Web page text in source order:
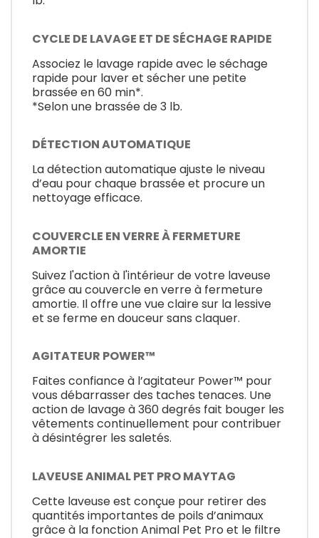
CYCLE DE LAVAGE ET DE SÉCHAGE RAPIDE
Associez le lavage rapide avec le séchage
rapide pour laver et sécher une petite
brassée en 60 min*.
*Selon une brassée de 3 lb.
DÉTECTION AUTOMATIQUE
La détection automatique ajuste le niveau
d’eau pour chaque brassée et procure un
nettoyage efficace.
COUVERCLE EN VERRE À FERMETURE
AMORTIE
Suivez l'action à l'intérieur de votre laveuse
grâce au couvercle en verre à fermeture
amortie. Il offre une vue claire sur la lessive
et se ferme en douceur sans claquer.
AGITATEUR POWER™
Faites confiance à l’agitateur Power™ pour
vous débarrasser des taches tenaces. Une
action de lavage à 360 degrés fait bouger les
vêtements continuellement pour contribuer
à désintégrer les saletés.
LAVEUSE ANIMAL PET PRO MAYTAG
Cette laveuse est conçue pour retirer des
quantités importantes de poils d’animaux
grâce à la fonction Animal Pet Pro et le filtre